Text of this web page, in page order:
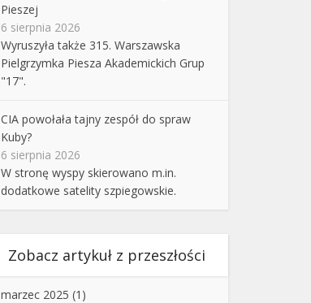
Pieszej
6 sierpnia 2026
Wyruszyła także 315. Warszawska
Pielgrzymka Piesza Akademickich Grup
"17".
CIA powołała tajny zespół do spraw
Kuby?
6 sierpnia 2026
W stronę wyspy skierowano m.in.
dodatkowe satelity szpiegowskie.
Zobacz artykuł z przeszłości
marzec 2025 (1)